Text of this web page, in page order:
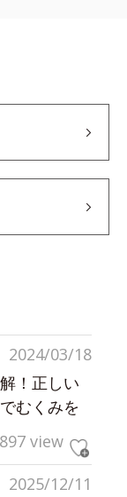
2024/03/18
！正しい
むくみを
view
2025/12/11